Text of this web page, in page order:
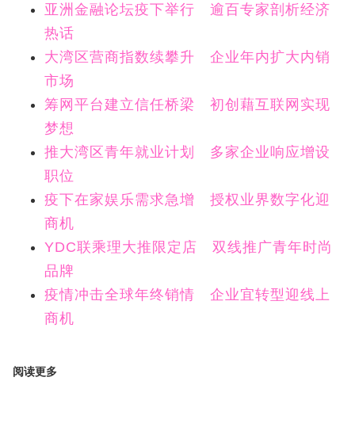
亚洲金融论坛疫下举行 逾百专家剖析经济
热话
大湾区营商指数续攀升 企业年内扩大内销
市场
筹网平台建立信任桥梁 初创藉互联网实现
梦想
推大湾区青年就业计划 多家企业响应增设
职位
疫下在家娱乐需求急增 授权业界数字化迎
商机
YDC联乘理大推限定店 双线推广青年时尚
品牌
疫情冲击全球年终销情 企业宜转型迎线上
商机
阅读更多